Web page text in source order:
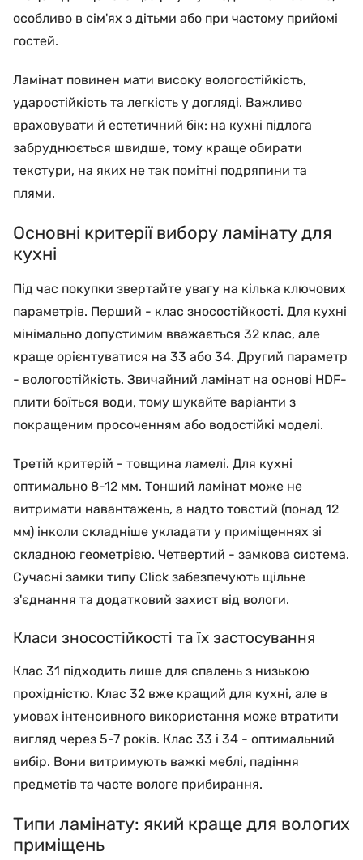
особливо в сім'ях з дітьми або при частому прийомі
гостей.
Ламінат повинен мати високу вологостійкість,
ударостійкість та легкість у догляді. Важливо
враховувати й естетичний бік: на кухні підлога
забруднюється швидше, тому краще обирати
текстури, на яких не так помітні подряпини та
плями.
Основні критерії вибору ламінату для
кухні
Під час покупки звертайте увагу на кілька ключових
параметрів. Перший - клас зносостійкості. Для кухні
мінімально допустимим вважається 32 клас, але
краще орієнтуватися на 33 або 34. Другий параметр
- вологостійкість. Звичайний ламінат на основі HDF-
плити боїться води, тому шукайте варіанти з
покращеним просоченням або водостійкі моделі.
Третій критерій - товщина ламелі. Для кухні
оптимально 8-12 мм. Тонший ламінат може не
витримати навантажень, а надто товстий (понад 12
мм) інколи складніше укладати у приміщеннях зі
складною геометрією. Четвертий - замкова система.
Сучасні замки типу Click забезпечують щільне
з'єднання та додатковий захист від вологи.
Класи зносостійкості та їх застосування
Клас 31 підходить лише для спалень з низькою
прохідністю. Клас 32 вже кращий для кухні, але в
умовах інтенсивного використання може втратити
вигляд через 5-7 років. Клас 33 і 34 - оптимальний
вибір. Вони витримують важкі меблі, падіння
предметів та часте вологе прибирання.
Типи ламінату: який краще для вологих
приміщень